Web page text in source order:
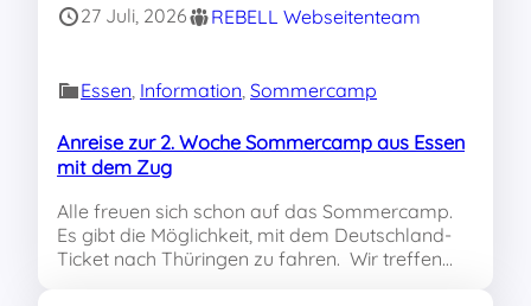
27 Juli, 2026 REBELL Webseitenteam
Essen Information Sommercamp
Anreise zur 2. Woche Sommercamp aus Essen
mit dem Zug
Alle freuen sich schon auf das Sommercamp.
Es gibt die Möglichkeit, mit dem Deutschland-
Ticket nach Thüringen zu fahren. Wir treffen…